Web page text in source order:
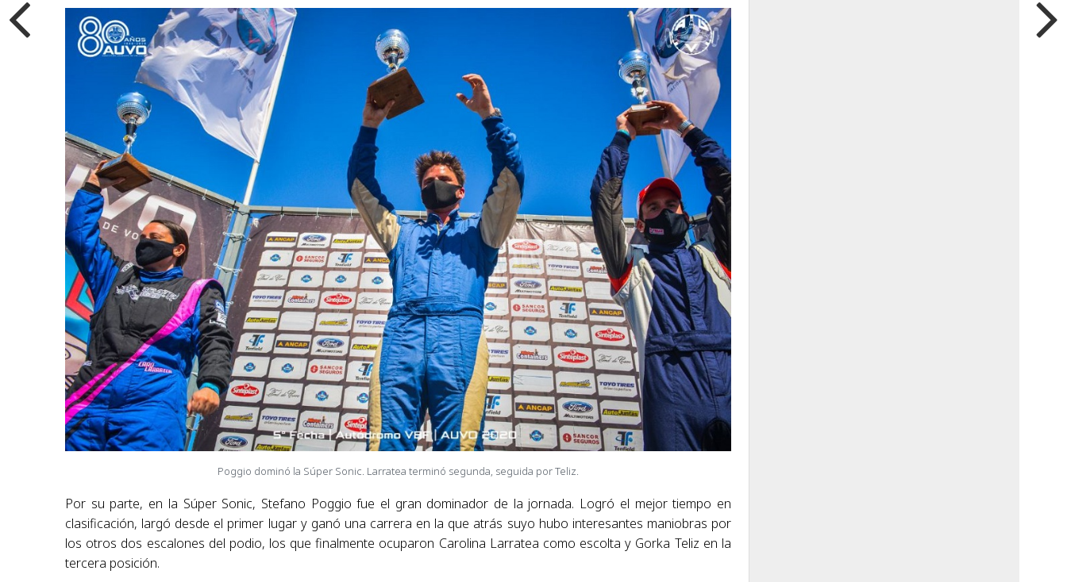
Poggio dominó la Súper Sonic. Larratea terminó segunda, seguida por Teliz.
Por su parte, en la Súper Sonic, Stefano Poggio fue el gran dominador de la jornada. Logró el mejor tiempo en
clasificación, largó desde el primer lugar y ganó una carrera en la que atrás suyo hubo interesantes maniobras por
los otros dos escalones del podio, los que finalmente ocuparon Carolina Larratea como escolta y Gorka Teliz en la
tercera posición.